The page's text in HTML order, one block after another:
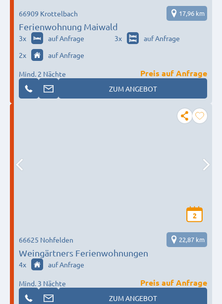
Ferienwohnung Maiwald
66909 Krottelbach 17,96 km
3x auf Anfrage 3x
auf Anfrage
2x auf Anfrage
Mind. 2 Nächte
Preis auf Anfrage
ZUM ANGEBOT
2
Weingärtners Ferienwohnungen
66625 Nohfelden 22,87 km
4x auf Anfrage
Mind. 3 Nächte
Preis auf Anfrage
ZUM ANGEBOT